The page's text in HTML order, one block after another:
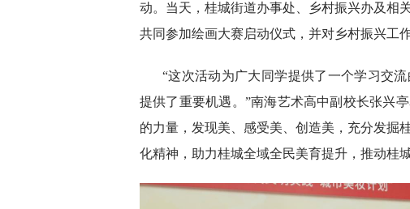
动。当天，桂城街道办事处、乡村振兴办及相
共同参加绘画大赛启动仪式，并对乡村振兴工
“这次活动为广大同学提供了一个学习交
提供了重要机遇。”南海艺术高中副校长张兴
的力量，发现美、感受美、创造美，充分发掘
化精神，助力桂城全域全民美育提升，推动桂